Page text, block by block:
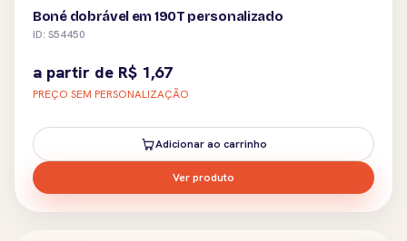
Boné dobrável em 190T personalizado
ID: S54450
a partir de R$ 1,67
PREÇO SEM PERSONALIZAÇÃO
Adicionar ao carrinho
Ver produto